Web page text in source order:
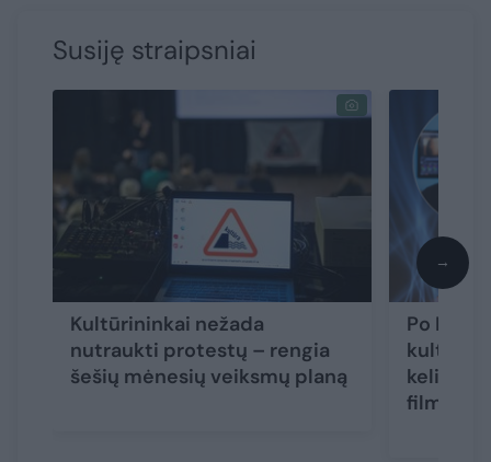
Susiję straipsniai
Kultūrininkai nežada
nutraukti protestų – rengia
šešių mėnesių veiksmų planą
Po
kelionės
filmuoti
→